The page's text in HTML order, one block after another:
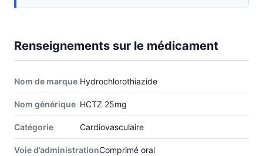
Renseignements sur le médicament
Nom de marque Hydrochlorothiazide
Nom générique HCTZ 25mg
Catégorie Cardiovasculaire
Voie d’administrationComprimé oral